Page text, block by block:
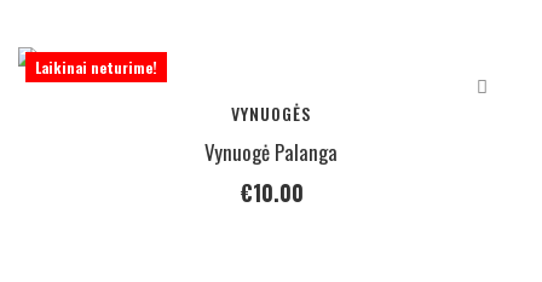
Laikinai neturime!
VYNUOGĖS
Vynuogė Palanga
€10.00